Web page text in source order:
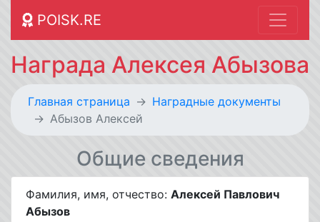
POISK.RE
Награда Алексея Абызова
Главная страница
Наградные документы
Абызов Алексей
Общие сведения
Фамилия, имя, отчество: Алексей Павлович
Абызов